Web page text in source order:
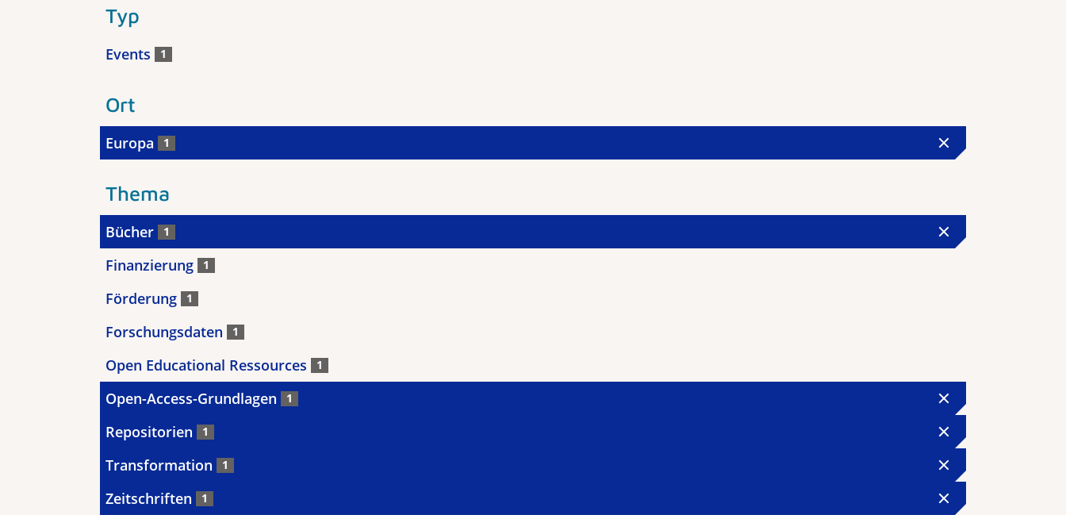
Typ
Events 1
Ort
Europa 1
Thema
Bücher 1
Finanzierung 1
Förderung 1
Forschungsdaten 1
Open Educational Ressources 1
Open-Access-Grundlagen 1
Repositorien 1
Transformation 1
Zeitschriften 1